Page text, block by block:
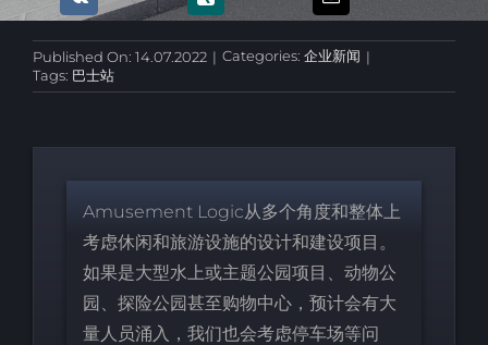
Published On: 14.07.2022 | Categories: 企业新闻 |
Tags: 巴士站
Amusement Logic从多个角度和整体上
考虑休闲和旅游设施的设计和建设项目。
如果是大型水上或主题公园项目、动物公
园、探险公园甚至购物中心，预计会有大
量人员涌入，我们也会考虑停车场等问